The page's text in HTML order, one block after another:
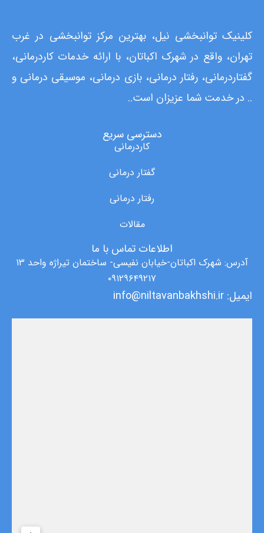
کلینیک توانبخشی نیل، بهترین مرکز توانبخشی در غرب
تهران، واقع در شهرک اکباتان، با ارائه خدمات کاردرمانی،
گفتاردرمانی، رفتار درمانی، بازی درمانی، موسیقی درمانی و
.. در خدمت شما عزیزان است..
دسترسی سریع
کاردرمانی
گفتار درمانی
رفتار درمانی
مقالات
اطلاعات تماس با ما
آدرس: شهرک اکباتان-خیابان نفیسی- ساختمان تیراژه واحد ۱۳
۰۹۱۲۹۶۴۹۲۱۷
ایمیل: info@niltavanbakhshi.ir